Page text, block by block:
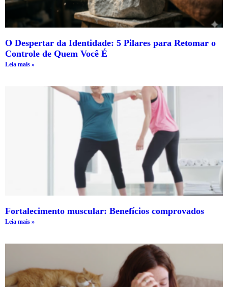
O Despertar da Identidade: 5 Pilares para Retomar o
Controle de Quem Você É
Leia mais »
Fortalecimento muscular: Benefícios comprovados
Leia mais »